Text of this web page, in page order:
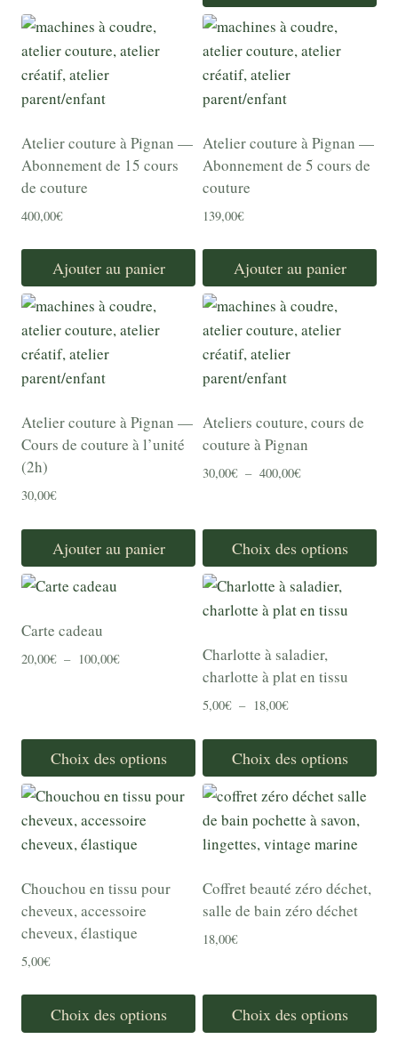
Atelier couture à Pignan —
Abonnement de 15 cours
de couture
400,00€
Ajouter au panier
Atelier couture à Pignan —
Abonnement de 5 cours de
couture
139,00€
Ajouter au panier
Atelier couture à Pignan —
Cours de couture à l’unité
(2h)
30,00€
Ajouter au panier
Ateliers couture, cours de
couture à Pignan
30,00€ – 400,00€Plage
30,00€
à
Choix des options
Ce
produit
plusieurs
variations.
Les
peuvent
être
choisies
sur
la
du
produit
Carte cadeau
20,00€ – 100,00€Plage
à
100,00€
Choix des options
Ce
produit
variations.
Les
options
peuvent
sur
Charlotte à saladier,
charlotte à plat en tissu
5,00€ – 18,00€Plage
5,00€
18,00€
Choix des options
Ce
produit
a
plusieurs
variations.
Les
options
sur
Chouchou en tissu pour
cheveux, accessoire
cheveux, élastique
5,00€
Choix des options
Coffret beauté zéro déchet,
salle de bain zéro déchet
18,00€
Choix des options